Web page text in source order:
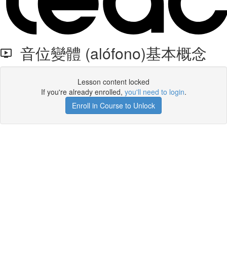
音位變體 (alófono)基本概念
Lesson content locked
If you're already enrolled, you'll need to login.
Enroll in Course to Unlock